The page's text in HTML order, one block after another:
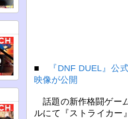
■
『DNF DUEL』公
映像が公開
話題の新作格闘ゲー
ルにて『ストライカー